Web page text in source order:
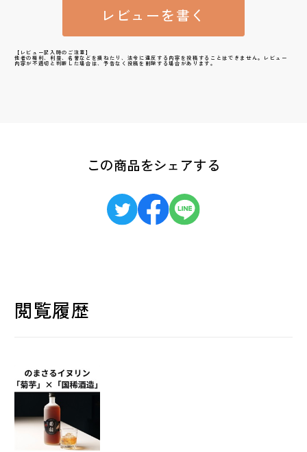
レビューを書く
【レビュー記入時のご注意】
他者の権利、利益、名誉などを損ねたり、法令に違反する内容を投稿することはできません。レビュー
内容が不適切と判断した場合は、予告なく投稿を削除する場合があります。
この商品をシェアする
閲覧履歴